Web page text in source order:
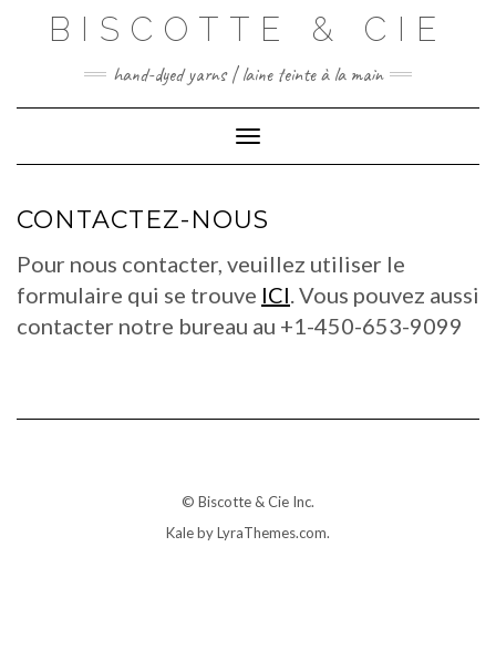
BISCOTTE & CIE
hand-dyed yarns | laine teinte à la main
Toggle Navigation
CONTACTEZ-NOUS
Pour nous contacter, veuillez utiliser le
formulaire qui se trouve ICI. Vous pouvez aussi
contacter notre bureau au +1-450-653-9099
© Biscotte & Cie Inc.
Kaleby LyraThemes.com.